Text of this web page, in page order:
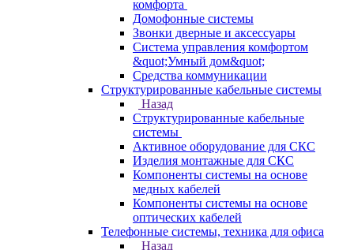
комфорта
Домофонные системы
Звонки дверные и аксессуары
Система управления комфортом
&quot;Умный дом&quot;
Средства коммуникации
Структурированные кабельные системы
Назад
Структурированные кабельные
системы
Активное оборудование для СКС
Изделия монтажные для СКС
Компоненты системы на основе
медных кабелей
Компоненты системы на основе
оптических кабелей
Телефонные системы, техника для офиса
Назад